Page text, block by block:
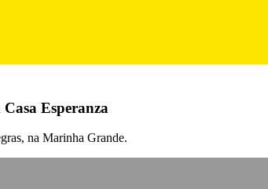
Esperanza
na Marinha Grande.